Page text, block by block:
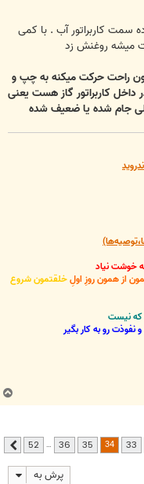
سمت کاربراتور آب . با کمی
میشه روغنش زد
راحت حرکت میکنه به چپ و
کاربراتور گاز هست یعنی
جام شده یا ضعیف شده
خوشت نیاد
از همون روزِ اولِخلقتمون شروع
که نیست
رو به کار بگیر
ب
ا
33
34
35
36
…
52 بعدی
پرش به